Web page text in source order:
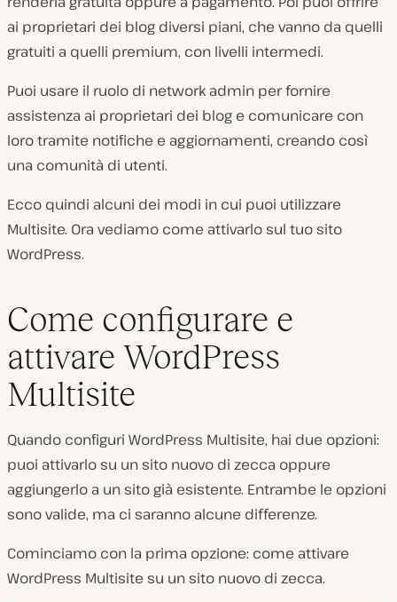
ai proprietari dei blog diversi piani, che vanno da quelli
gratuiti a quelli premium, con livelli intermedi.
Puoi usare il ruolo di network admin per fornire
assistenza ai proprietari dei blog e comunicare con
loro tramite notifiche e aggiornamenti, creando così
una comunità di utenti.
Ecco quindi alcuni dei modi in cui puoi utilizzare
Multisite. Ora vediamo come attivarlo sul tuo sito
WordPress.
Come configurare e
attivare WordPress
Multisite
Quando configuri WordPress Multisite, hai due opzioni:
puoi attivarlo su un sito nuovo di zecca oppure
aggiungerlo a un sito già esistente. Entrambe le opzioni
sono valide, ma ci saranno alcune differenze.
Cominciamo con la prima opzione: come attivare
WordPress Multisite su un sito nuovo di zecca.